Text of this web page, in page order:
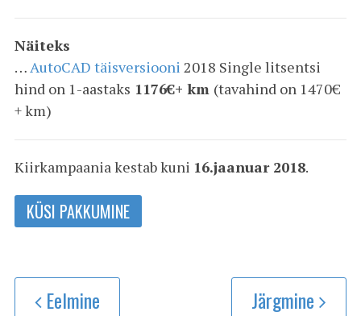
Näiteks
…AutoCAD täisversiooni 2018 Single litsentsi
hind on 1-aastaks 1176€+ km (tavahind on 1470€
+ km)
Kiirkampaania kestab kuni 16.jaanuar 2018.
KÜSI PAKKUMINE
Eelmine Järgmine